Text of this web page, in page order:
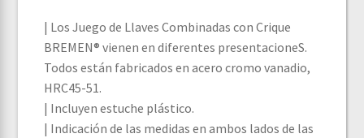
| Los Juego de Llaves Combinadas con Crique
BREMEN® vienen en diferentes presentacioneS.
Todos están fabricados en acero cromo vanadio,
HRC45-51.
| Incluyen estuche plástico.
| Indicación de las medidas en ambos lados de las